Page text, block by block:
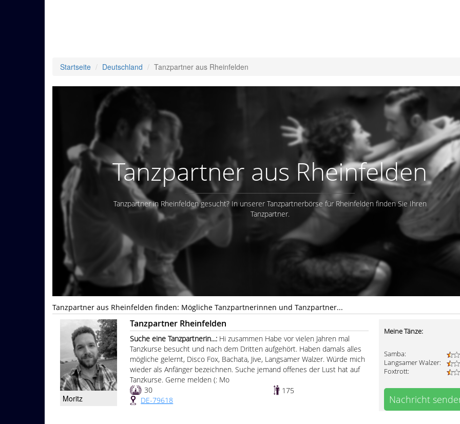
Startseite Deutschland Tanzpartner aus Rheinfelden
Tanzpartner aus Rheinfelden
Tanzpartner in Rheinfelden gesucht? In unserer Tanzpartnerbörse für Rheinfelden finden Sie Ihren
Tanzpartner.
Tanzpartner aus Rheinfelden finden: Mögliche Tanzpartnerinnen und Tanzpartner...
Moritz
Tanzpartner Rheinfelden
Suche eine Tanzpartnerin...: Hi zusammen Habe vor vielen Jahren mal
Tanzkurse besucht und nach dem Dritten aufgehört. Haben damals alles
mögliche gelernt, Disco Fox, Bachata, Jive, Langsamer Walzer. Würde mich
wieder als Anfänger bezeichnen. Suche jemand offenes der Lust hat auf
Tanzkurse. Gerne melden (: Mo
30
175
DE-79618
Meine Tänze:
Samba:
Langsamer Walzer:
Foxtrott:
Nachricht